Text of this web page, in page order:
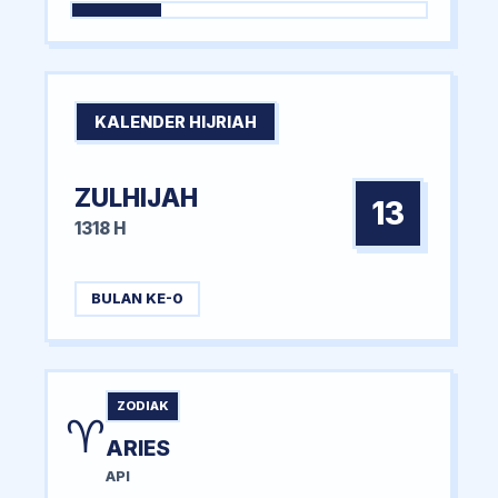
KALENDER HIJRIAH
ZULHIJAH
1318 H 13
BULAN KE-0
♈
ZODIAK
ARIES
API